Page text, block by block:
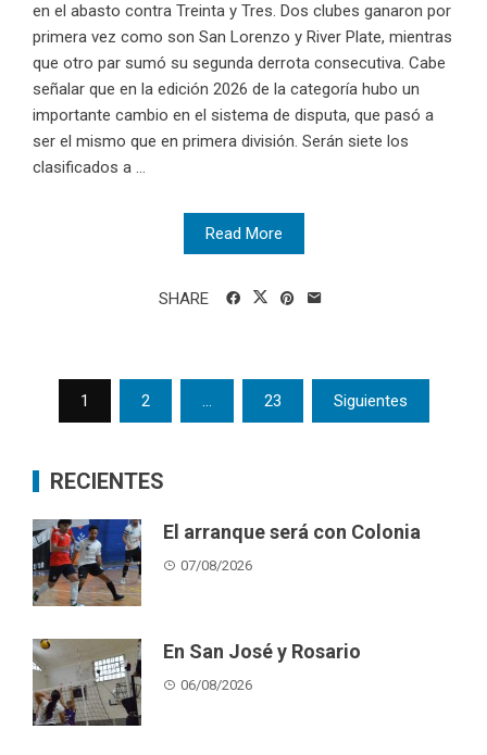
en el abasto contra Treinta y Tres. Dos clubes ganaron por
primera vez como son San Lorenzo y River Plate, mientras
que otro par sumó su segunda derrota consecutiva. Cabe
señalar que en la edición 2026 de la categoría hubo un
importante cambio en el sistema de disputa, que pasó a
ser el mismo que en primera división. Serán siete los
clasificados a ...
Read More
SHARE
Posts
pagination
1 2 … 23 Siguientes
RECIENTES
El arranque será con Colonia
07/08/2026
En San José y Rosario
06/08/2026